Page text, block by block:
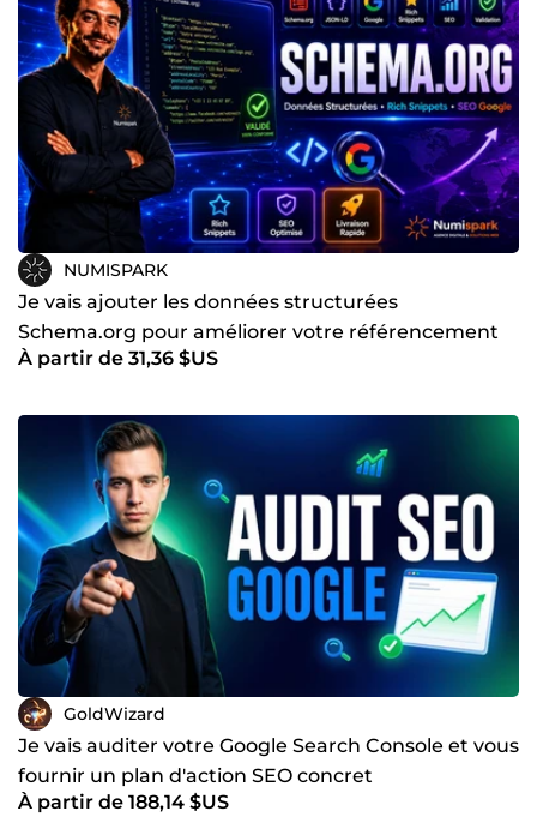
NUMISPARK
Je vais ajouter les données structurées
Schema.org pour améliorer votre référencement
Google
À partir de 31,36 $US
GoldWizard
Je vais auditer votre Google Search Console et vous
fournir un plan d'action SEO concret
À partir de 188,14 $US